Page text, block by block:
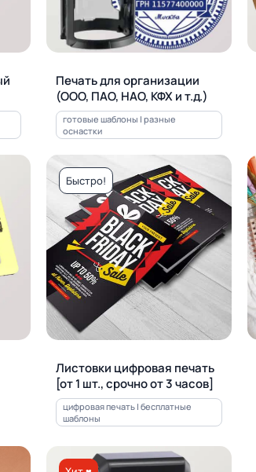
Печать для орга­ни­за­ции
(ООО, ПАО, НАО, КФХ и т.д.)
готовые шаблоны | разные
оснастки
Быстро!
Листовки цифровая печать
[от 1 шт., срочно от 3 часов]
цифровая печать | бесплатные
шаблоны